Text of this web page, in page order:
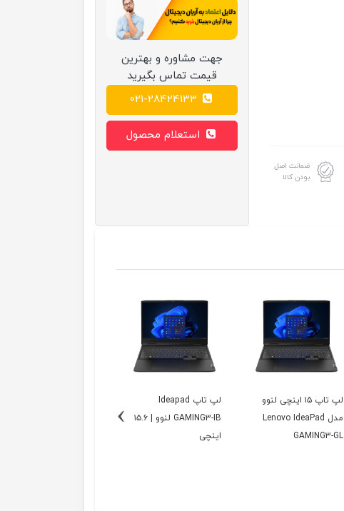
ضمانت اصل
بودن کالا
جهت مشاوره و بهترین
قیمت تماس بگیرید
لپ تاپ ۱۵ اینچی لنوو
مدل Lenovo IdeaPad
GAMING3-GL
لپ تاپ Ideapad
GAMING3-IB لنوو | ۱۵.۶
اینچی
›